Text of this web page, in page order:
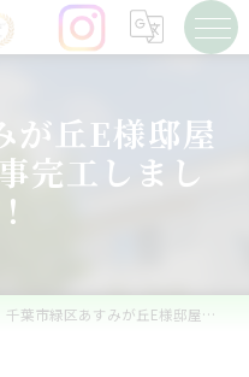
が丘E様邸屋
完工しまし
千葉市緑区あすみが丘E様邸屋根、外壁塗装工事完工しました！！